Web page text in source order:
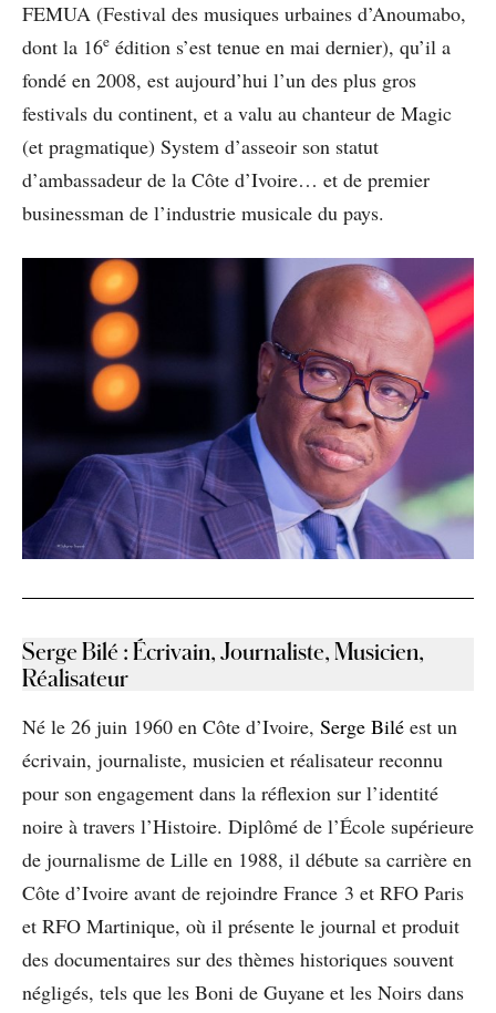
FEMUA (Festival des musiques urbaines d’Anoumabo,
dont la 16e édition s’est tenue en mai dernier), qu’il a
fondé en 2008, est aujourd’hui l’un des plus gros
festivals du continent, et a valu au chanteur de Magic
(et pragmatique) System d’asseoir son statut
d’ambassadeur de la Côte d’Ivoire… et de premier
businessman de l’industrie musicale du pays.
Serge Bilé : Écrivain, Journaliste, Musicien,
Réalisateur
Né le 26 juin 1960 en Côte d’Ivoire, Serge Bilé est un
écrivain, journaliste, musicien et réalisateur reconnu
pour son engagement dans la réflexion sur l’identité
noire à travers l’Histoire. Diplômé de l’École supérieure
de journalisme de Lille en 1988, il débute sa carrière en
Côte d’Ivoire avant de rejoindre France 3 et RFO Paris
et RFO Martinique, où il présente le journal et produit
des documentaires sur des thèmes historiques souvent
négligés, tels que les Boni de Guyane et les Noirs dans